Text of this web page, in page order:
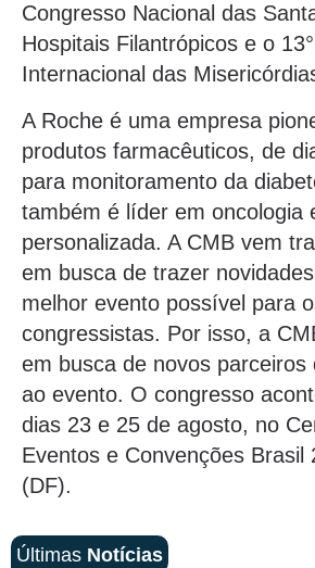
Congresso Nacional das
Hospitais Filantrópicos e o
Internacional das
A Roche é uma empresa
produtos farmacêuticos, de
para monitoramento da
também é líder em oncologia
personalizada. A CMB vem
em busca de trazer
melhor evento possível para
congressistas. Por isso, a
em busca de novos parceiros
ao evento. O congresso
dias 23 e 25 de agosto, no
Eventos e Convenções Brasil
(DF).
Últimas Notícias